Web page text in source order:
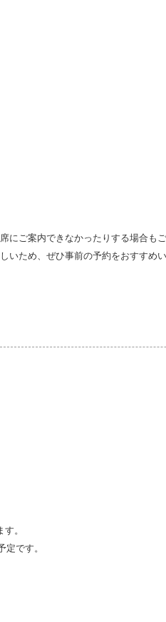
にご案内できなかったりする場合もご
ため、ぜひ事前の予約をおすすめい
。
です。